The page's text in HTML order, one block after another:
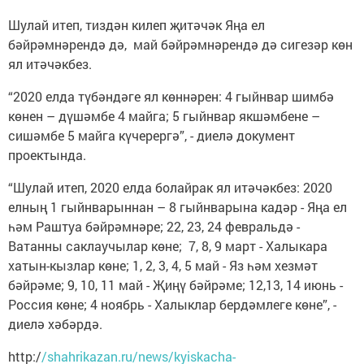
Шулай итеп, тиздән килеп җитәчәк Яңа ел
бәйрәмнәрендә дә, май бәйрәмнәрендә дә сигезәр көн
ял итәчәкбез.
“2020 елда түбәндәге ял көннәрен: 4 гыйнвар шимбә
көнен – дүшәмбе 4 майга; 5 гыйнвар якшәмбене –
сишәмбе 5 майга күчерергә”, - диелә документ
проектында.
“Шулай итеп, 2020 елда болайрак ял итәчәкбез: 2020
елның 1 гыйнварыннан – 8 гыйнварына кадәр - Яңа ел
һәм Раштуа бәйрәмнәре; 22, 23, 24 февральдә -
Ватанны саклаучылар көне; 7, 8, 9 март - Халыкара
хатын-кызлар көне; 1, 2, 3, 4, 5 май - Яз һәм хезмәт
бәйрәме; 9, 10, 11 май - Җиңү бәйрәме; 12,13, 14 июнь -
Россия көне; 4 ноябрь - Халыклар бердәмлеге көне”, -
диелә хәбәрдә.
http://shahrikazan.ru/news/kyiskacha-